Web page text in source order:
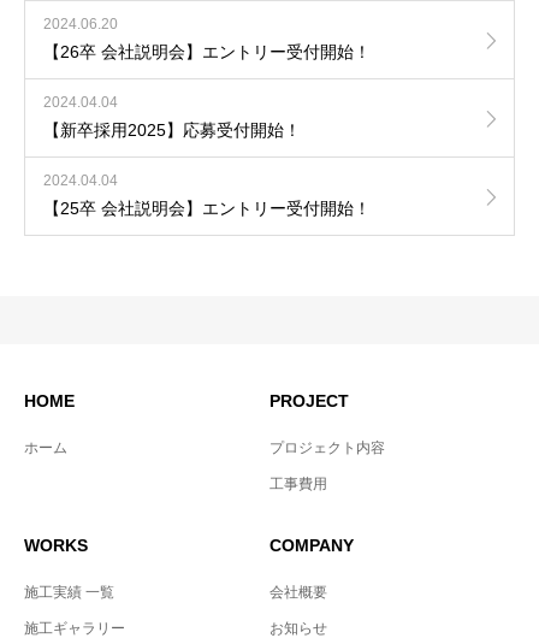
2024.06.20
【26卒 会社説明会】エントリー受付開始！
2024.04.04
【新卒採用2025】応募受付開始！
2024.04.04
【25卒 会社説明会】エントリー受付開始！
HOME
ホーム
PROJECT
プロジェクト内容
工事費用
WORKS
施工実績 一覧
施工ギャラリー
COMPANY
会社概要
お知らせ